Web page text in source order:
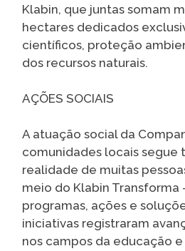
Klabin, que juntas somam
hectares dedicados
científicos, proteção
dos recursos naturais.
AÇÕES SOCIAIS
A atuação social da
comunidades locais segue
realidade de muitas
meio do Klabin Transforma
programas, ações e
iniciativas registraram
nos campos da educação